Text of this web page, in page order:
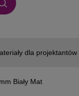
dla projektantów
Biały Mat